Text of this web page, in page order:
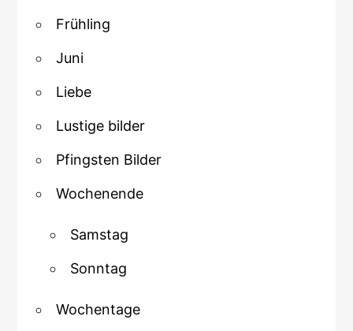
Frühling
Juni
Liebe
Lustige bilder
Pfingsten Bilder
Wochenende
Samstag
Sonntag
Wochentage